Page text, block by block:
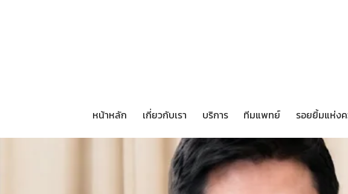
หน้าหลัก เกี่ยวกับเรา บริการ ทีมแพทย์ รอยยิ้มแห่งค
เกี่ยวกับเรา บริการ ทีมแพทย์ รอ